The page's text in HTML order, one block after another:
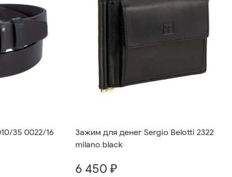
35 0022/16
Зажим для денег Sergio Belotti 2322
milano black
6 450 ₽